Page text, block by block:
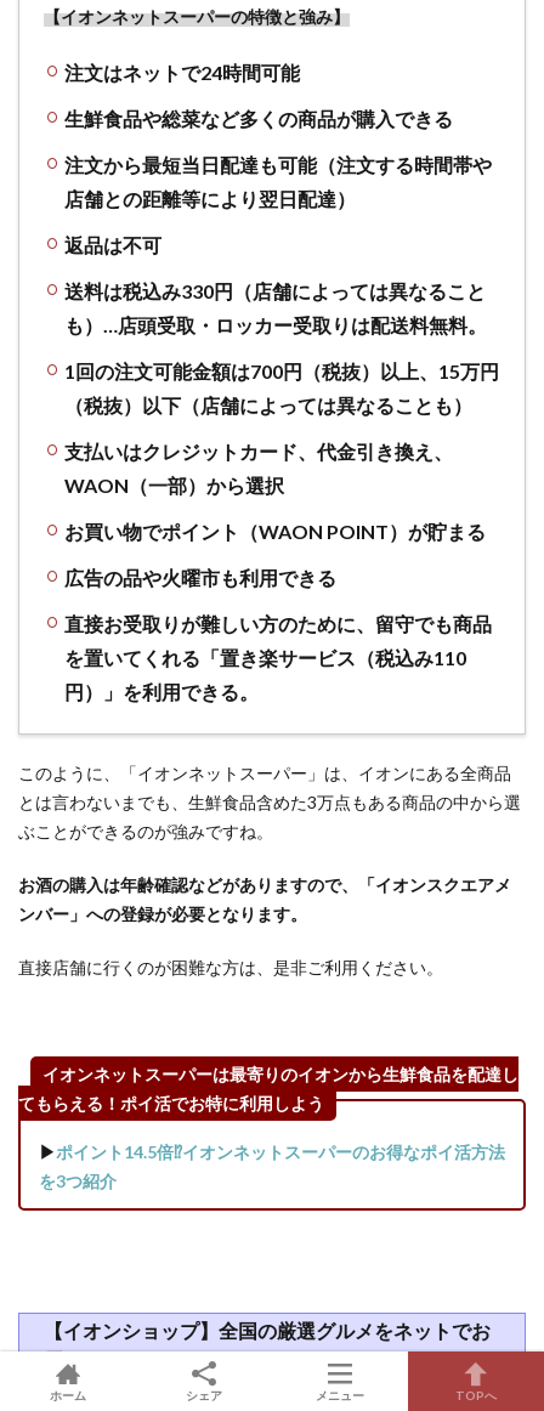
【イオンネットスーパーの特徴と強み】
注文はネットで24時間可能
生鮮食品や総菜など多くの商品が購入できる
注文から最短当日配達も可能（注文する時間帯や
店舗との距離等により翌日配達）
返品は不可
送料は税込み330円（店舗によっては異なること
も）…店頭受取・ロッカー受取りは配送料無料。
1回の注文可能金額は700円（税抜）以上、15万円
（税抜）以下（店舗によっては異なることも）
支払いはクレジットカード、代金引き換え、
WAON（一部）から選択
お買い物でポイント（WAON POINT）が貯まる
広告の品や火曜市も利用できる
直接お受取りが難しい方のために、留守でも商品
を置いてくれる「置き楽サービス（税込み110
円）」を利用できる。
このように、「イオンネットスーパー」は、イオンにある全商品
とは言わないまでも、生鮮食品含めた3万点もある商品の中から選
ぶことができるのが強みですね。
お酒の購入は年齢確認などがありますので、「イオンスクエアメ
ンバー」への登録が必要となります。
直接店舗に行くのが困難な方は、是非ご利用ください。
イオンネットスーパーは最寄りのイオンから生鮮食品を配達し
てもらえる！ポイ活でお特に利用しよう
▶ポイント14.5倍⁉イオンネットスーパーのお得なポイ活方法
を3つ紹介
【イオンショップ】全国の厳選グルメをネットでお
届け
ホーム シェア メニュー TOPへ